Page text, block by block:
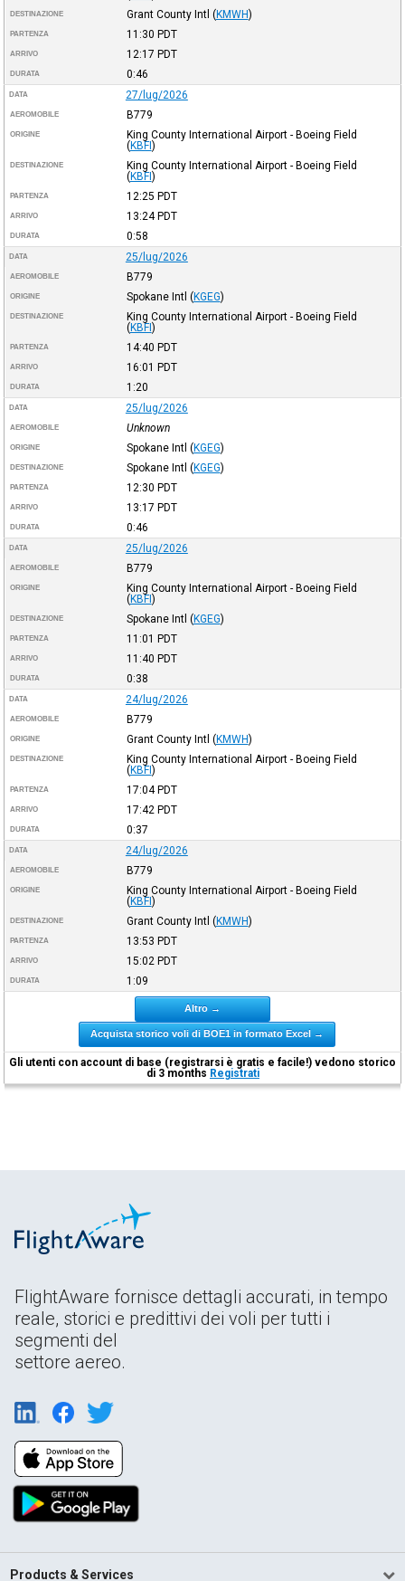
DESTINAZIONE Grant County Intl (KMWH)
PARTENZA 11:30 PDT
ARRIVO 12:17 PDT
DURATA 0:46
DATA 27/lug/2026
AEROMOBILE B779
ORIGINE
King County International Airport - Boeing Field
(KBFI)
DESTINAZIONE
King County International Airport - Boeing Field
(KBFI)
PARTENZA 12:25 PDT
ARRIVO 13:24PDT
DURATA 0:58
DATA 25/lug/2026
AEROMOBILE B779
ORIGINE Spokane Intl (KGEG)
DESTINAZIONE
King County International Airport - Boeing Field
(KBFI)
PARTENZA 14:40 PDT
ARRIVO 16:01 PDT
DURATA 1:20
DATA 25/lug/2026
AEROMOBILE Unknown
ORIGINE Spokane Intl (KGEG)
DESTINAZIONE Spokane Intl (KGEG)
PARTENZA 12:30 PDT
ARRIVO 13:17 PDT
DURATA 0:46
DATA 25/lug/2026
AEROMOBILE B779
ORIGINE
King County International Airport - Boeing Field
(KBFI)
DESTINAZIONE Spokane Intl (KGEG)
PARTENZA 11:01 PDT
ARRIVO 11:40 PDT
DURATA 0:38
DATA 24/lug/2026
AEROMOBILE B779
ORIGINE Grant County Intl (KMWH)
DESTINAZIONE
King County International Airport - Boeing Field
(KBFI)
PARTENZA 17:04PDT
ARRIVO 17:42 PDT
DURATA 0:37
DATA 24/lug/2026
AEROMOBILE B779
ORIGINE
King County International Airport - Boeing Field
(KBFI)
DESTINAZIONE Grant County Intl (KMWH)
PARTENZA 13:53 PDT
ARRIVO 15:02 PDT
DURATA 1:09
Altro →
Acquista storico voli di BOE1 in formato Excel →
Gli utenti con account di base (registrarsi è gratis e facile!) vedono storico
di 3 months Registrati
FlightAware fornisce dettagli accurati, in tempo
reale, storici e predittivi dei voli per tutti i
segmenti del
settore aereo.
Products & Services